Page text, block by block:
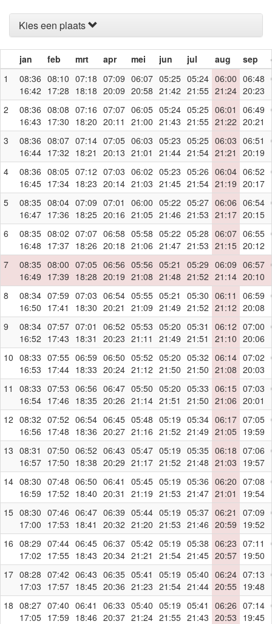
Kies een plaats
jan feb mrt apr mei jun jul aug sep
1
08:36
16:42
08:10
17:28
07:18
18:18
07:09
20:09
06:07
20:58
05:25
21:42
05:24
21:55
06:00
21:24
06:48
20:23
2
08:36
16:43
08:08
17:30
07:16
18:20
07:07
20:11
06:05
21:00
05:24
21:43
05:25
21:55
06:01
21:22
06:49
20:21
3
08:36
16:44
08:07
17:32
07:14
18:21
07:05
20:13
06:03
21:01
05:23
21:44
05:25
21:54
06:03
21:21
06:51
20:19
4
08:36
16:45
08:05
17:34
07:12
18:23
07:03
20:14
06:02
21:03
05:23
21:45
05:26
21:54
06:04
21:19
06:52
20:17
5
08:35
16:47
08:04
17:36
07:09
18:25
07:01
20:16
06:00
21:05
05:22
21:46
05:27
21:53
06:06
21:17
06:54
20:15
6
08:35
16:48
08:02
17:37
07:07
18:26
06:58
20:18
05:58
21:06
05:22
21:47
05:28
21:53
06:07
21:15
06:55
20:12
7
08:35
16:49
08:00
17:39
07:05
18:28
06:56
20:19
05:56
21:08
05:21
21:48
05:29
21:52
06:09
21:14
06:57
20:10
8
08:34
16:50
07:59
17:41
07:03
18:30
06:54
20:21
05:55
21:09
05:21
21:49
05:30
21:52
06:11
21:12
06:59
20:08
9
08:34
16:52
07:57
17:43
07:01
18:31
06:52
20:23
05:53
21:11
05:20
21:49
05:31
21:51
06:12
21:10
07:00
20:06
10 08:33
16:53
07:55
17:44
06:59
18:33
06:50
20:24
05:52
21:12
05:20
21:50
05:32
21:50
06:14
21:08
07:02
20:03
11
08:33
16:54
07:53
17:46
06:56
18:35
06:47
20:26
05:50
21:14
05:20
21:51
05:33
21:50
06:15
21:06
07:03
20:01
12 08:32
16:56
07:52
17:48
06:54
18:36
06:45
20:27
05:48
21:16
05:19
21:52
05:34
21:49
06:17
21:05
07:05
19:59
13 08:31
16:57
07:50
17:50
06:52
18:38
06:43
20:29
05:47
21:17
05:19
21:52
05:35
21:48
06:18
21:03
07:06
19:57
14 08:30
16:59
07:48
17:52
06:50
18:40
06:41
20:31
05:45
21:19
05:19
21:53
05:36
21:47
06:20
21:01
07:08
19:54
15 08:30
17:00
07:46
17:53
06:47
18:41
06:39
20:32
05:44
21:20
05:19
21:53
05:37
21:46
06:21
20:59
07:09
19:52
16 08:29
17:02
07:44
17:55
06:45
18:43
06:37
20:34
05:42
21:21
05:19
21:54
05:38
21:45
06:23
20:57
07:11
19:50
17 08:28
17:03
07:42
17:57
06:43
18:45
06:35
20:36
05:41
21:23
05:19
21:54
05:40
21:44
06:24
20:55
07:13
19:48
18 08:27
17:05
07:40
17:59
06:41
18:46
06:33
20:37
05:40
21:24
05:19
21:55
05:41
21:43
06:26
20:53
07:14
19:45